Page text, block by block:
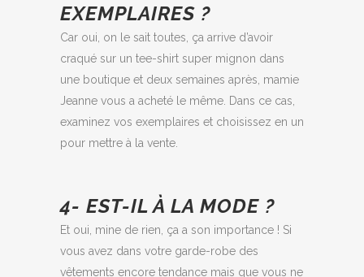
EXEMPLAIRES ?
Car oui, on le sait toutes, ça arrive d’avoir
craqué sur un tee-shirt super mignon dans
une boutique et deux semaines après, mamie
Jeanne vous a acheté le même. Dans ce cas,
examinez vos exemplaires et choisissez en un
pour mettre à la vente.
4- EST-IL À LA MODE ?
Et oui, mine de rien, ça a son importance ! Si
vous avez dans votre garde-robe des
vêtements encore tendance mais que vous ne